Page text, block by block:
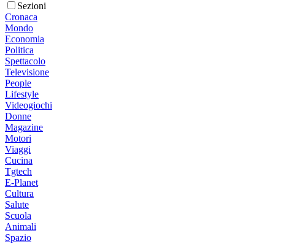
Sezioni
Cronaca
Mondo
Economia
Politica
Spettacolo
Televisione
People
Lifestyle
Videogiochi
Donne
Magazine
Motori
Viaggi
Cucina
Tgtech
E-Planet
Cultura
Salute
Scuola
Animali
Spazio